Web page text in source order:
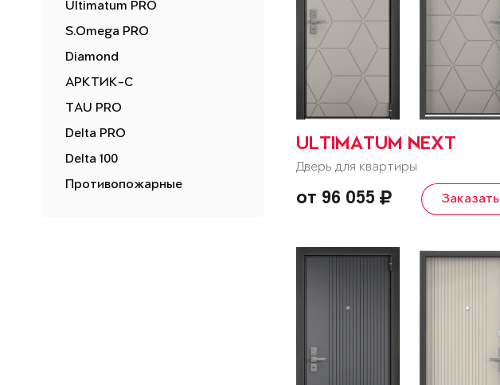
Ultimatum PRO
S.Omega PRO
Diamond
АРКТИК-С
TAU PRO
Delta PRO
Delta 100
Противопожарные
ULTIMATUM NEXT
Дверь для квартиры
от 96 055 Заказать